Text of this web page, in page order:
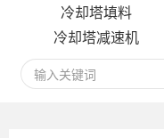
冷却塔填料
冷却塔减速机